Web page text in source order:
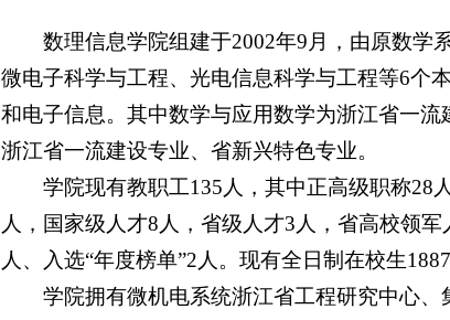
数理信息学院组建于2002年9月，由原数学
微电子科学与工程、光电信息科学与工程等6个
和电子信息。其中数学与应用数学为浙江省一
浙江省一流建设专业、省新兴特色专业。
学院现有教职工135人，其中正高级职称28
人，国家级人才8人，省级人才3人，省高校领
人、入选“年度榜单”2人。现有全日制在校生
学院拥有微机电系统浙江省工程研究中心